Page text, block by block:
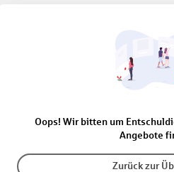
Oops! Wir bitten um
Angebote
Zurück zur